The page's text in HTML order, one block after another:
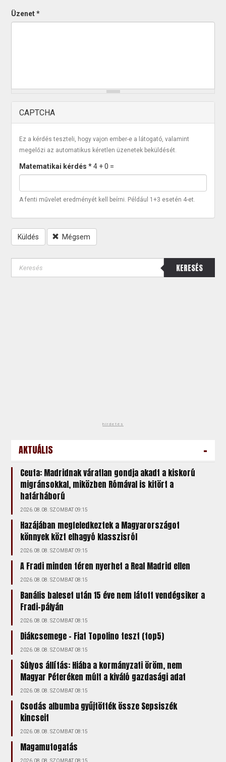
Üzenet*
CAPTCHA
Ez a kérdés teszteli, hogy vajon ember-e a látogató, valamint
megelőzi az automatikus kéretlen üzenetek beküldését.
Matematikai kérdés*4 + 0 =
A fenti művelet eredményét kell beírni. Például 1+3 esetén 4-et.
Küldés Mégsem
KERESÉS
hirdetés
AKTUÁLIS -
Ceuta: Madridnak váratlan gondja akadt a kiskorú
migránsokkal, miközben Rómával is kitört a
határháború
2026.08.08. SZOMBAT 09:15
Hazájában megfeledkeztek a Magyarországot
könnyek közt elhagyó klasszisról
2026.08.08. SZOMBAT 09:15
A Fradi minden téren nyerhet a Real Madrid ellen
2026.08.08. SZOMBAT 08:15
Banális baleset után 15 éve nem látott vendégsiker a
Fradi-pályán
2026.08.08. SZOMBAT 08:15
Diákcsemege – Fiat Topolino teszt (top5)
2026.08.08. SZOMBAT 08:15
Súlyos állítás: Hiába a kormányzati öröm, nem
Magyar Péteréken múlt a kiváló gazdasági adat
2026.08.08. SZOMBAT 08:15
Csodás albumba gyűjtötték össze Sepsiszék
kincseit
2026.08.08. SZOMBAT 08:15
Magamutogatás
2026.08.08. SZOMBAT 08:15